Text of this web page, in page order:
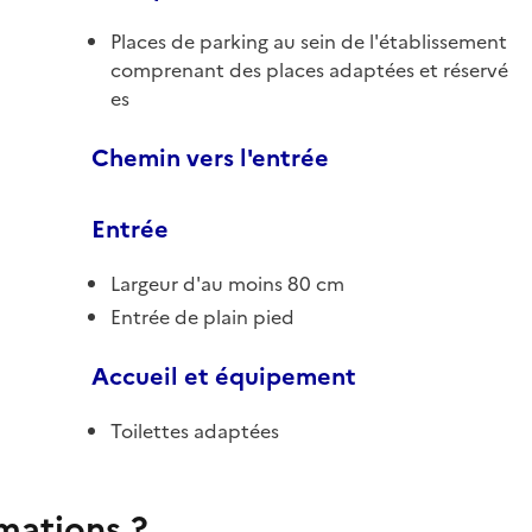
Places de parking au sein de l'établissement
comprenant des places adaptées et réservé
es
Chemin vers l'entrée
Entrée
Largeur d'au moins 80 cm
Entrée de plain pied
Accueil et équipement
Toilettes adaptées